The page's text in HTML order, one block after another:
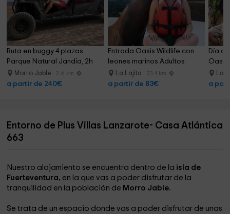
Ruta en buggy 4 plazas
Parque Natural Jandía, 2h
Morro Jable 2.6 km
a partir de 240€
Entrada Oasis Wildlife con
leones marinos Adultos
La Lajita 23.4 km
a partir de 83€
Día
Oasis
La
a
Entorno de Plus Villas Lanzarote- Casa Atlántica
663
Nuestro alojamiento se encuentra dentro de la isla de
Fuerteventura, en la que vas a poder disfrutar de la
tranquilidad en la población de Morro Jable.
Se trata de un espacio donde vas a poder disfrutar de unas